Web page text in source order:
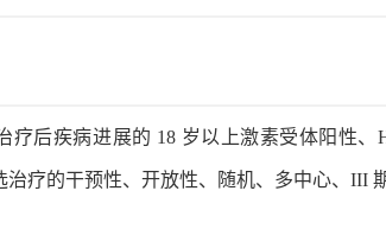
疗后疾病进展的 18 岁以上激素受体阳性、
治疗的干预性、开放性、随机、多中心、III